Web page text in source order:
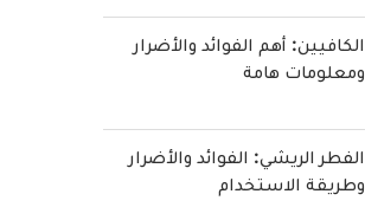
الكافيين: أهم الفوائد والأضرار
ومعلومات هامة
الفطر الريشي: الفوائد والأضرار
وطريقة الاستخدام